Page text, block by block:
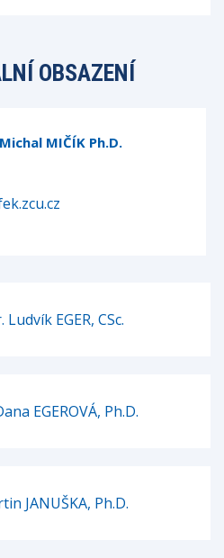
OBSAZENÍ
MIČÍK Ph.D.
EGER, CSc.
EGEROVÁ, Ph.D.
JANUŠKA, Ph.D.